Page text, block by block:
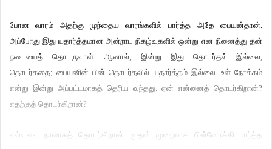
போன வாரம் அதற்கு முந்தைய வாரங்களில் பார்த்த அதே பையன்தான்.
அப்போது இது யதார்த்தமான அன்றாட நிகழ்வுகளில் ஒன்று என நினைத்து தன்
நடையைத் தொடருவாள். ஆனால், இன்று இது தொடர்தல் இல்லை,
தொடர்கதை; பையனின் பின் தொடர்தலில் யதார்த்தம் இல்லை. உள் நோக்கம்
என்று இன்று அப்பட்டமாகத் தெரிய வந்தது. ஏன் என்னைத் தொடர்கிறான்?
எதற்குத் தொடர்கிறான்?
எவ்வளவு நாளாகத் தொடர்கிறான். முதன் முறையாக பின்னோக்கி பார்த்த